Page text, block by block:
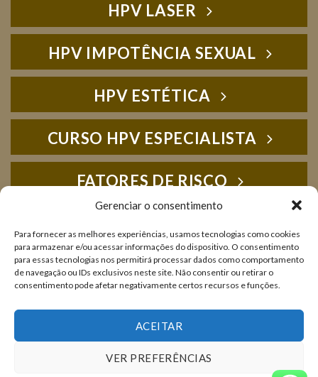
Gerenciar o consentimento
Para fornecer as melhores experiências, usamos tecnologias como cookies
para armazenar e/ou acessar informações do dispositivo. O consentimento
para essas tecnologias nos permitirá processar dados como comportamento
de navegação ou IDs exclusivos neste site. Não consentir ou retirar o
consentimento pode afetar negativamente certos recursos e funções.
ACEITAR
VER PREFERÊNCIAS
HPV LASER
HPV IMPOTÊNCIA SEXUAL
HPV ESTÉTICA
CURSO HPV ESPECIALISTA
FATORES DE RISCO
IMUNOLOGIA
LIVROS E PUBLICAÇÕES